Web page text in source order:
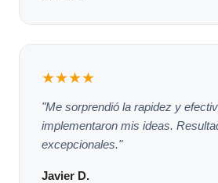
★★★★
"Me sorprendió la rapidez y
implementaron mis ideas.
excepcionales."
Javier D.